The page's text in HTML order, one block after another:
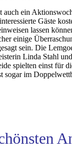
auch ein
Gäste
lassen
einige
sein. Die
Linda Stahl
spielten einst für
sogar im